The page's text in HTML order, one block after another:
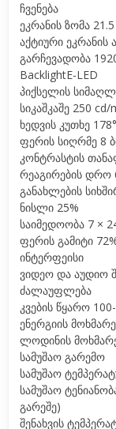
ჩვენება
ეკრანის ზომა 21.5
აქტიური ეკრანის
გარჩევადობა
BacklightE-LED
პიქსელის
სიკაშკაშე 250 cd/
ხედვის კუთხე
ფერის სიღრმე 8
კონტრასტის
რეაგირების დრო
განახლების
ნისლი 25%
საიმედოობა 7 ×
ფერის გამიტი
ინტერფეისი
ვიდეო და აუდიო
ძალაუფლება
კვების წყარო
ენერგიის
ლოდინის
სამუშაო გარემო
სამუშაო
სამუშაო
გარეშე)
შენახვის